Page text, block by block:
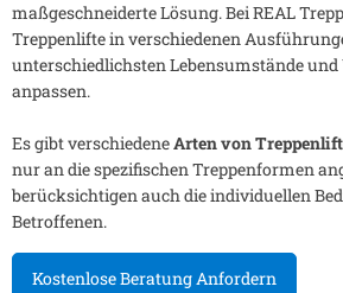
maßgeschneiderte Lösung. Bei REAL
Treppenlifte in verschiedenen
unterschiedlichsten Lebensumstände
anpassen.
Es gibt verschiedeneArten von
nur an die spezifischen Treppenformen
berücksichtigen auch die individuellen
Betroffenen.
Kostenlose Beratung Anfordern